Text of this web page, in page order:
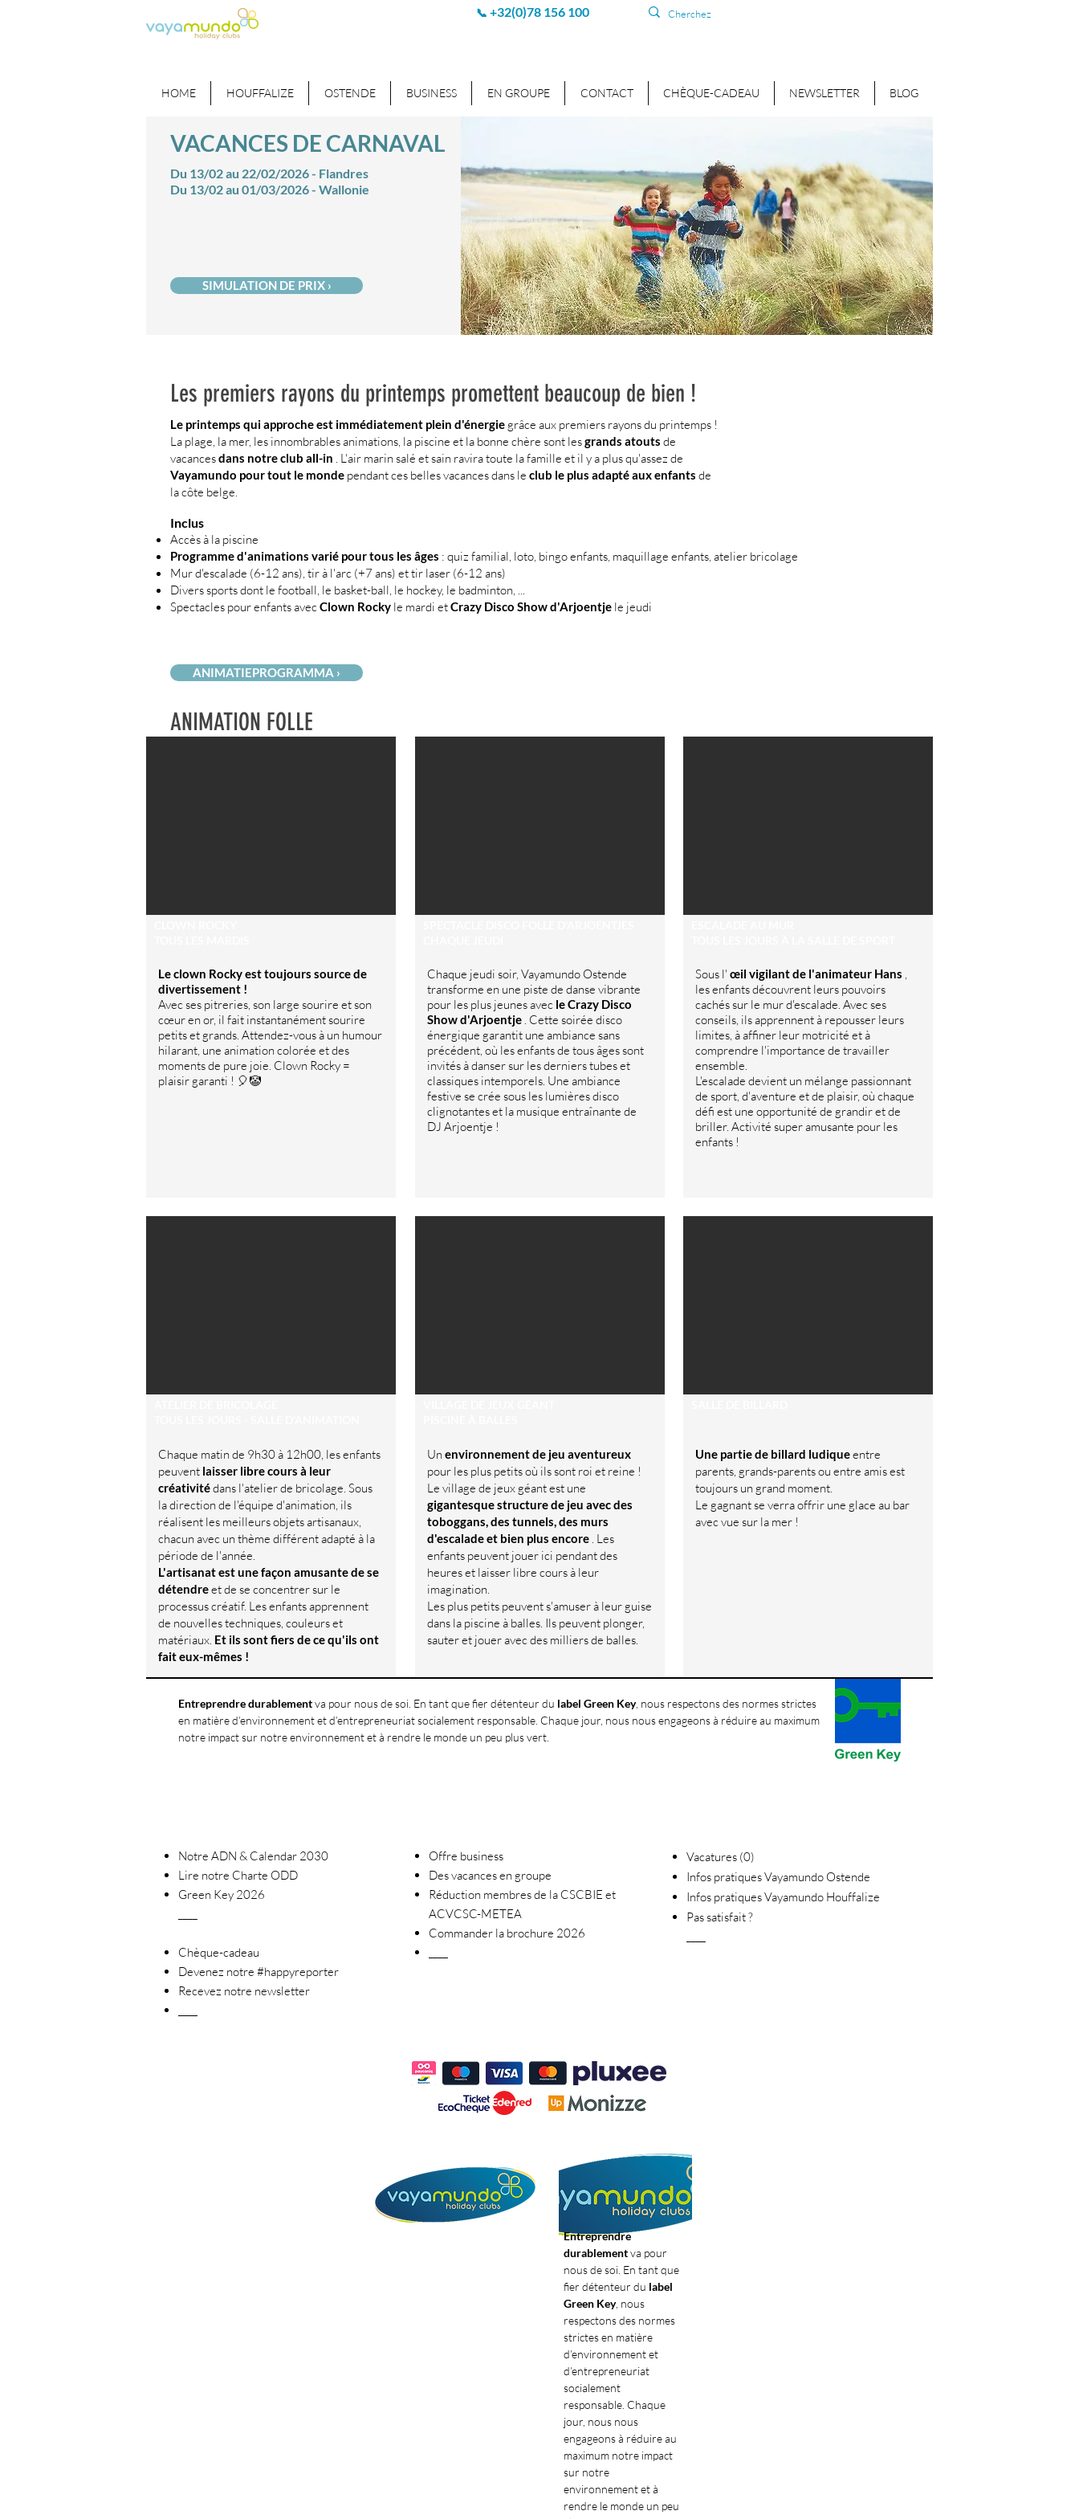
📞 +32(0)78 156 100
HOME HOUFFALIZE OSTENDE BUSINESS EN GROUPE CONTACT CHÈQUE-CADEAU NEWSLETTER BLOG
VACANCES DE CARNAVAL
Du 13/02 au 22/02/2026 - Flandres
Du 13/02 au 01/03/2026 - Wallonie
SIMULATION DE PRIX ›
Les premiers rayons du printemps promettent beaucoup de bien !
Le printemps qui approche est immédiatement plein d'énergie grâce aux premiers rayons du printemps !
La plage, la mer, les innombrables animations, la piscine et la bonne chère sont lesgrands atouts de
vacancesdans notre club all-in . L'air marin salé et sain ravira toute la famille et il y a plus qu'assez de
Vayamundo pour tout le monde pendant ces belles vacances dans le club le plus adapté aux enfants de
la côte belge.
Inclus
Accès à la piscine
Programme d'animations varié pour tous les âges : quiz familial, loto, bingo enfants, maquillage enfants, atelier bricolage
Mur d'escalade (6-12 ans), tir à l'arc (+7 ans) et tir laser (6-12 ans)
Divers sports dont le football, le basket-ball, le hockey, le badminton, ...
Spectacles pour enfants avecClown Rocky le mardi etCrazy Disco Show d'Arjoentje le jeudi
ANIMATIEPROGRAMMA ›
ANIMATION FOLLE
Le clown Rocky est toujours source de
divertissement !
Avec ses pitreries, son large sourire et son
cœur en or, il fait instantanément sourire
petits et grands. Attendez-vous à un humour
hilarant, une animation colorée et des
moments de pure joie. Clown Rocky =
plaisir garanti ! 🎈🤡
Chaque matin de 9h30 à 12h00, les enfants
peuvent laisser libre cours à leur
créativitédans l'atelier de bricolage. Sous
la direction de l'équipe d'animation, ils
réalisent les meilleurs objets artisanaux,
chacun avec un thème différent adapté à la
période de l'année.
L'artisanat est une façon amusante de se
détendreet de se concentrer sur le
processus créatif. Les enfants apprennent
de nouvelles techniques, couleurs et
matériaux. Et ils sont fiers de ce qu'ils ont
fait eux-mêmes !
Chaque jeudi soir, Vayamundo Ostende
transforme en une piste de danse vibrante
pour les plus jeunes avec le Crazy Disco
Show d'Arjoentje. Cette soirée disco
énergique garantit une ambiance sans
précédent, où les enfants de tous âges sont
invités à danser sur les derniers tubes et
classiques intemporels. Une ambiance
festive se crée sous les lumières disco
clignotantes et la musique entraînante de
DJ Arjoentje !
Un environnement de jeu aventureux
pour les plus petits où ils sont roi et reine !
Le village de jeux géant est une
gigantesque structure de jeu avec des
toboggans, des tunnels, des murs
d'escalade et bien plus encore. Les
enfants peuvent jouer ici pendant des
heures et laisser libre cours à leur
imagination.
Les plus petits peuvent s'amuser à leur guise
dans la piscine à balles. Ils peuvent plonger,
sauter et jouer avec des milliers de balles.
Sous l' œil vigilant de l'animateur Hans ,
les enfants découvrent leurs pouvoirs
cachés sur le mur d'escalade. Avec ses
conseils, ils apprennent à repousser leurs
limites, à affiner leur motricité et à
comprendre l'importance de travailler
ensemble.
L'escalade devient un mélange passionnant
de sport, d'aventure et de plaisir, où chaque
défi est une opportunité de grandir et de
briller. Activité super amusante pour les
enfants !
Une partie de billard ludiqueentre
parents, grands-parents ou entre amis est
toujours un grand moment.
Le gagnant se verra offrir une glace au bar
avec vue sur la mer !
Entreprendre durablementva pour nous de soi. En tant que fier détenteur du label Green Key, nous respectons des normes strictes
en matière d’environnement et d’entrepreneuriat socialement responsable. Chaque jour, nous nous engageons à réduire au maximum
notre impact sur notre environnement et à rendre le monde un peu plus vert.
Notre ADN & Calendar 2030
Lire notre Charte ODD
Green Key 2026
Chèque-cadeau
Devenez notre #happyreporter
Recevez notre newsletter
Offre business
Des vacances en groupe
Réduction membres de la CSCBIE et
ACVCSC-METEA
Commander la brochure 2026
Vacatures (0)
Infos pratiques Vayamundo Ostende
Infos pratiques Vayamundo Houffalize
Pas satisfait ?
Entreprendre
durablementva pour
nous de soi. En tant que
fier détenteur du label
Green Key, nous
respectons des normes
strictes en matière
d’environnement et
d’entrepreneuriat
socialement
responsable. Chaque
jour, nous nous
engageons à réduire au
maximum notre impact
sur notre
environnement et à
rendre le monde un peu